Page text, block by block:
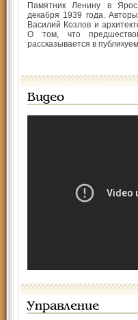
Памятник Ленину в
декабря 1939 года.
Василий Козлов и
О том, что
рассказывается в
Видео
Управление